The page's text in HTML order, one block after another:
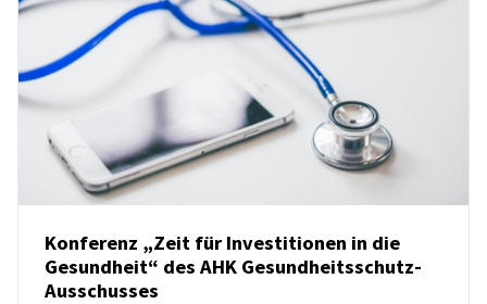
NEUIGKEITEN
Konferenz „Zeit für Investitionen in die
Gesundheit“ des AHK Gesundheitsschutz-
Ausschusses